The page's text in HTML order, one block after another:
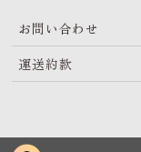
お問い合わせ
運送約款